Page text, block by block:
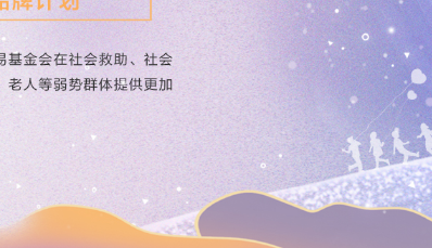
赋能发展
生态环保
应急救灾
社区基金